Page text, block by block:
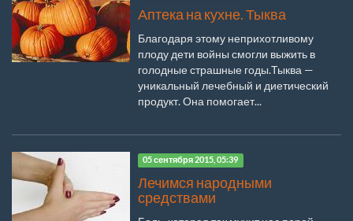
Аптека на кухне. Тыква
Благодаря этому неприхотливому
плоду дети войны смогли выжить в
голодные страшные годы.Тыква —
уникальный лечебный и диетический
продукт. Она помогает...
05 сентября 2015, 05:39
Лечимся народными
средствами